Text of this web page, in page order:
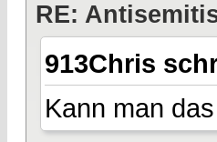
RE:
913Chris
Kann man